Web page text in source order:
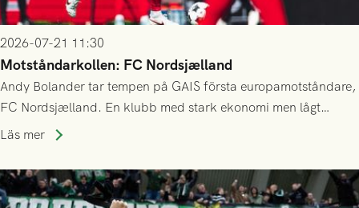
2026-07-21 11:30
Motståndarkollen: FC Nordsjælland
Andy Bolander tar tempen på GAIS första europamotståndare,
FC Nordsjælland. En klubb med stark ekonomi men lågt
publiksnitt, ett lag med både kollektiv styrka och individuell
Läs mer